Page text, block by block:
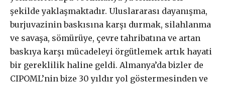
Abonelik süresi ne kadar?
Abone paketleri arasında fark var
mı?
şekilde yaklaşmaktadır. Uluslararası dayanışma,
burjuvazinin baskısına karşı durmak, silahlanma
ve savaşa, sömürüye, çevre tahribatına ve artan
baskıya karşı mücadeleyi örgütlemek artık hayati
bir gereklilik haline geldi. Almanya’da bizler de
CIPOML’nin bize 30 yıldır yol göstermesinden ve